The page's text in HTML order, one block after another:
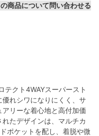
商品について問い合わせる
テクト4WAYスーパースト
れシワになりにくく、サ
リーな着心地と高付加価
たデザインは、マルチカ
ポケットを配し、着脱や微